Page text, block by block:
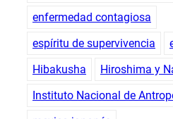
enfermedad contagiosa
espíritu de supervivencia
Hibakusha
Hiroshima y
Instituto Nacional de